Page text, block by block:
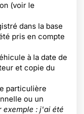
(voir le
dans la base
pris en compte
à la date de
et copie du
particulière
ou un
exemple : j'ai été